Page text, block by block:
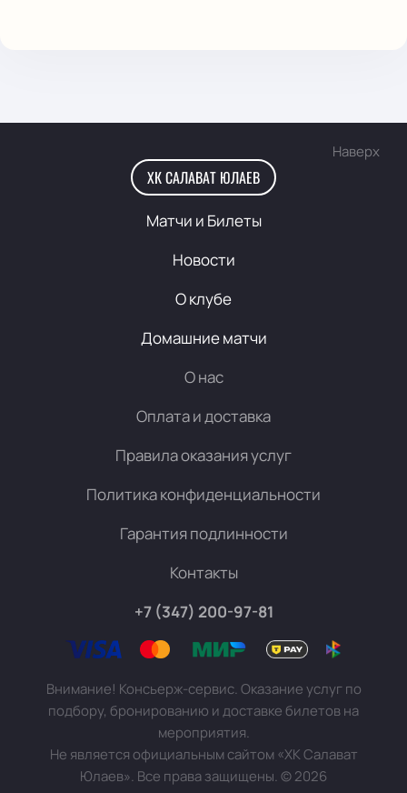
Наверх
ХК САЛАВАТ ЮЛАЕВ
Матчи и Билеты
Новости
О клубе
Домашние матчи
О нас
Оплата и доставка
Правила оказания услуг
Политика конфиденциальности
Гарантия подлинности
Контакты
+7 (347) 200-97-81
Внимание! Консьерж-сервис. Оказание услуг по
подбору, бронированию и доставке билетов на
мероприятия.
Не является официальным сайтом «ХК Салават
Юлаев». Все права защищены.©2026